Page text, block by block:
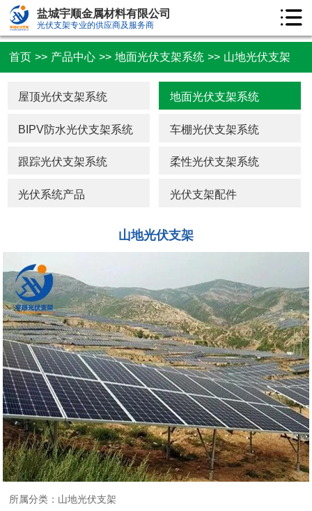
盐城宇顺金属材料有限公司
光伏支架专业的供应商及服务商
首页 >> 产品中心 >> 地面光伏支架系统 >> 山地光伏支架
屋顶光伏支架系统 地面光伏支架系统
BIPV防水光伏支架系统 车棚光伏支架系统
跟踪光伏支架系统 柔性光伏支架系统
光伏系统产品 光伏支架配件
山地光伏支架
所属分类：山地光伏支架